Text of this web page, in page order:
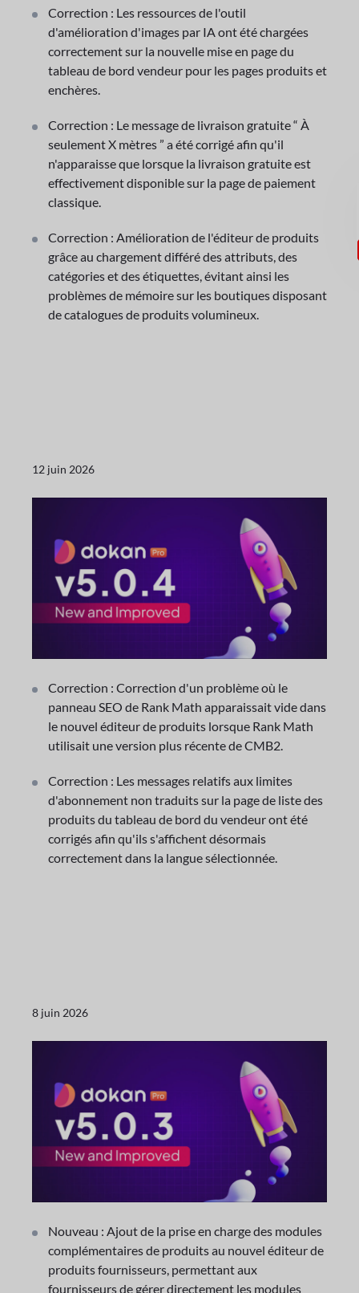
Correction : Les ressources de l'outil
d'amélioration d'images par IA ont été chargées
correctement sur la nouvelle mise en page du
tableau de bord vendeur pour les pages produits et
enchères.
Correction : Le message de livraison gratuite “ À
seulement X mètres ” a été corrigé afin qu'il
n'apparaisse que lorsque la livraison gratuite est
effectivement disponible sur la page de paiement
classique.
Correction : Amélioration de l'éditeur de produits
grâce au chargement différé des attributs, des
catégories et des étiquettes, évitant ainsi les
problèmes de mémoire sur les boutiques disposant
de catalogues de produits volumineux.
12 juin 2026
Correction : Correction d'un problème où le
panneau SEO de Rank Math apparaissait vide dans
le nouvel éditeur de produits lorsque Rank Math
utilisait une version plus récente de CMB2.
Correction : Les messages relatifs aux limites
d'abonnement non traduits sur la page de liste des
produits du tableau de bord du vendeur ont été
corrigés afin qu'ils s'affichent désormais
correctement dans la langue sélectionnée.
8 juin 2026
Nouveau : Ajout de la prise en charge des modules
complémentaires de produits au nouvel éditeur de
produits fournisseurs, permettant aux
fournisseurs de gérer directement les modules